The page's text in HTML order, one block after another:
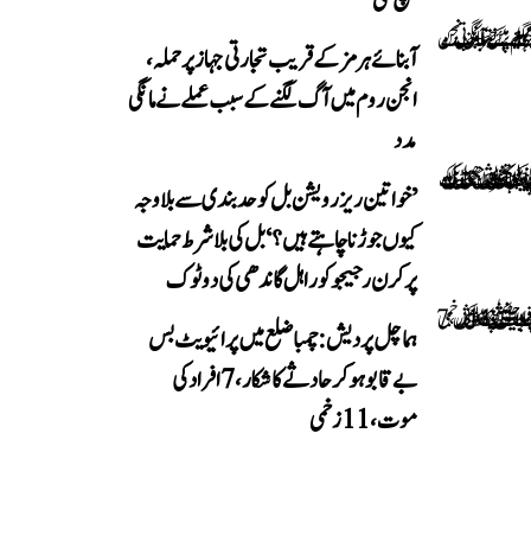
آبنائے ہرمز کے قریب تجارتی جہاز پر حملہ،
انجن روم میں آگ لگنے کے سبب عملے نے مانگی
مدد
’خواتین ریزرویشن بل کو حدبندی سے بلا وجہ
کیوں جوڑنا چاہتے ہیں؟‘ بل کی بلا شرط حمایت
پر کرن رجیجو کو راہل گاندھی کی دوٹوک
ہماچل پردیش: چمبا ضلع میں پرائیویٹ بس
بے قابو ہوکر حادثے کا شکار، 7 افراد کی
موت، 11 زخمی